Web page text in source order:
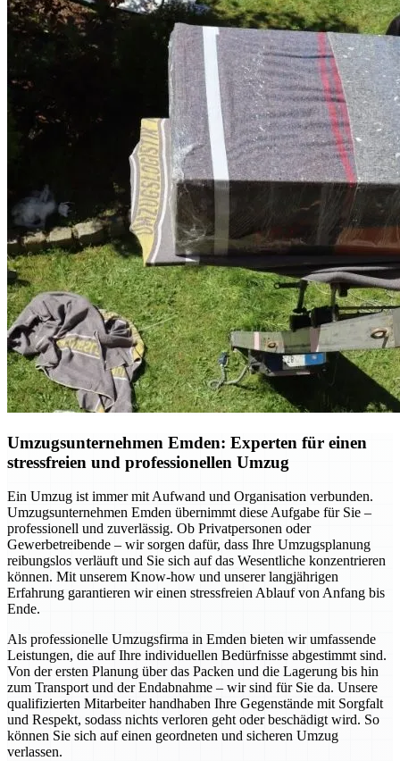
Umzugsunternehmen Emden: Experten für einen
stressfreien und professionellen Umzug
Ein Umzug ist immer mit Aufwand und Organisation verbunden.
Umzugsunternehmen Emden übernimmt diese Aufgabe für Sie –
professionell und zuverlässig. Ob Privatpersonen oder
Gewerbetreibende – wir sorgen dafür, dass Ihre Umzugsplanung
reibungslos verläuft und Sie sich auf das Wesentliche konzentrieren
können. Mit unserem Know-how und unserer langjährigen
Erfahrung garantieren wir einen stressfreien Ablauf von Anfang bis
Ende.
Als professionelle Umzugsfirma in Emden bieten wir umfassende
Leistungen, die auf Ihre individuellen Bedürfnisse abgestimmt sind.
Von der ersten Planung über das Packen und die Lagerung bis hin
zum Transport und der Endabnahme – wir sind für Sie da. Unsere
qualifizierten Mitarbeiter handhaben Ihre Gegenstände mit Sorgfalt
und Respekt, sodass nichts verloren geht oder beschädigt wird. So
können Sie sich auf einen geordneten und sicheren Umzug
verlassen.